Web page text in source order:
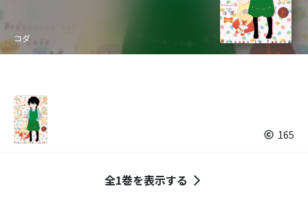
コダ
165
全1巻を表示する